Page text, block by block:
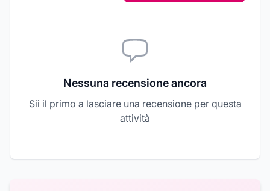
Nessuna recensione ancora
Sii il primo a lasciare una recensione per questa
attività